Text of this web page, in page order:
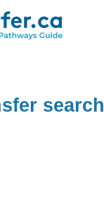
search